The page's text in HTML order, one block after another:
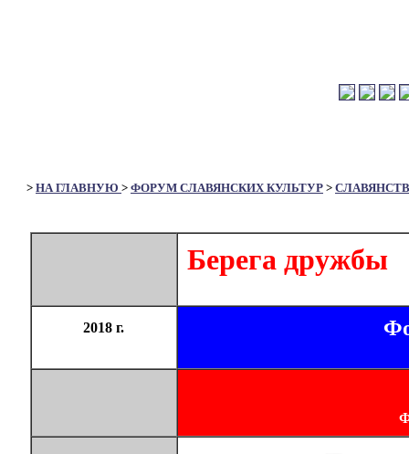
> НА ГЛАВНУЮ > ФОРУМ СЛАВЯНСКИХ КУЛЬТУР >
Берега дружбы
2018 г.